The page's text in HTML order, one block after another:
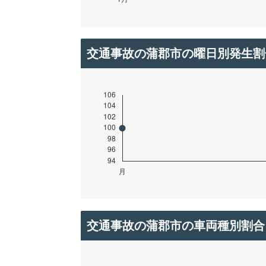
交通事故の蒲郡市の曜日別発生
交通事故の蒲郡市の車両種別割合